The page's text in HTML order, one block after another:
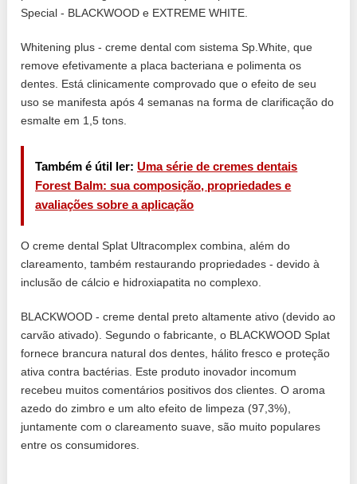
Special - BLACKWOOD e EXTREME WHITE.
Whitening plus - creme dental com sistema Sp.White, que
remove efetivamente a placa bacteriana e polimenta os
dentes. Está clinicamente comprovado que o efeito de seu
uso se manifesta após 4 semanas na forma de clarificação do
esmalte em 1,5 tons.
Também é útil ler:Uma série de cremes dentais
Forest Balm: sua composição, propriedades e
avaliações sobre a aplicação
O creme dental Splat Ultracomplex combina, além do
clareamento, também restaurando propriedades - devido à
inclusão de cálcio e hidroxiapatita no complexo.
BLACKWOOD - creme dental preto altamente ativo (devido ao
carvão ativado). Segundo o fabricante, o BLACKWOOD Splat
fornece brancura natural dos dentes, hálito fresco e proteção
ativa contra bactérias. Este produto inovador incomum
recebeu muitos comentários positivos dos clientes. O aroma
azedo do zimbro e um alto efeito de limpeza (97,3%),
juntamente com o clareamento suave, são muito populares
entre os consumidores.